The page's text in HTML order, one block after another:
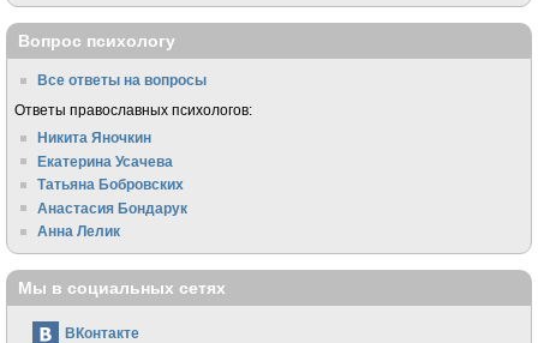
Вопрос психологу
Все ответы на вопросы
Ответы православных психологов:
Никита Яночкин
Екатерина Усачева
Татьяна Бобровских
Анастасия Бондарук
Анна Лелик
Мы в социальных сетях
ВКонтакте